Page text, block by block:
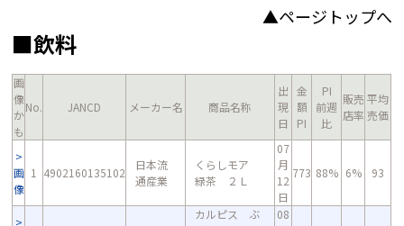
▲ページトップへ
■飲料
画
像
か
も
No. JANCD メーカー名 商品名称
出
現
日
金
額
PI
PI
前週
比
販売
店率
平均
売価
画
像
1 4902160135102
日本流
通産業
くらしモア
緑茶 ２Ｌ
07
月
12
日
773 88% 6% 93
カルピス ぶ
08